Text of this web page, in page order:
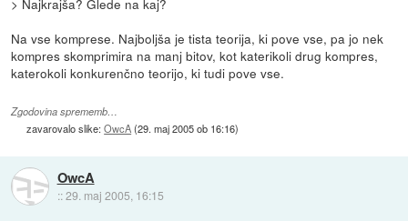
> Najkrajša? Glede na kaj?
Na vse komprese. Najboljša je tista teorija, ki pove vse, pa jo nek
kompres skomprimira na manj bitov, kot katerikoli drug kompres,
katerokoli konkurenčno teorijo, ki tudi pove vse.
Zgodovina sprememb…
zavarovalo slike:OwcA(29. maj 2005 ob 16:16)
OwcA
::29. maj 2005, 16:15